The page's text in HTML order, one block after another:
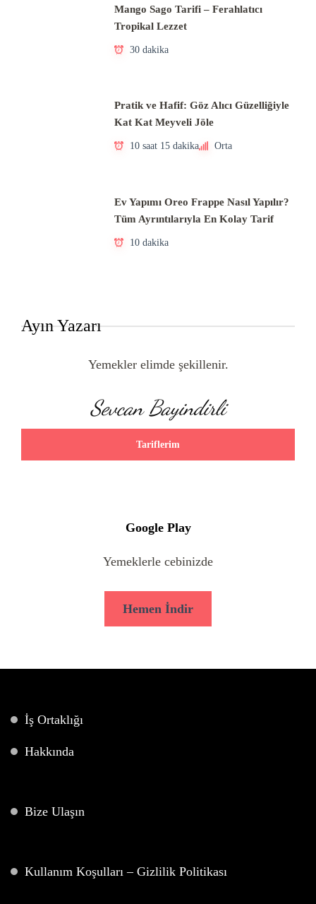
Mango Sago Tarifi – Ferahlatıcı
Tropikal Lezzet
30 dakika
Pratik ve Hafif: Göz Alıcı Güzelliğiyle
Kat Kat Meyveli Jöle
10 saat 15 dakika Orta
Ev Yapımı Oreo Frappe Nasıl Yapılır?
Tüm Ayrıntılarıyla En Kolay Tarif
10 dakika
Ayın Yazarı
Yemekler elimde şekillenir.
Sevcan Bayindirli
Tariflerim
Google Play
Yemeklerle cebinizde
Hemen İndir
İş Ortaklığı
Hakkında
Bize Ulaşın
Kullanım Koşulları – Gizlilik Politikası